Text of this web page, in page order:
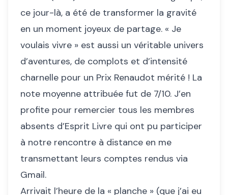
ce jour-là, a été de transformer la gravité
en un moment joyeux de partage. « Je
voulais vivre » est aussi un véritable univers
d’aventures, de complots et d’intensité
charnelle pour un Prix Renaudot mérité ! La
note moyenne attribuée fut de 7/10. J’en
profite pour remercier tous les membres
absents d’Esprit Livre qui ont pu participer
à notre rencontre à distance en me
transmettant leurs comptes rendus via
Gmail.
Arrivait l’heure de la « planche » (que j’ai eu